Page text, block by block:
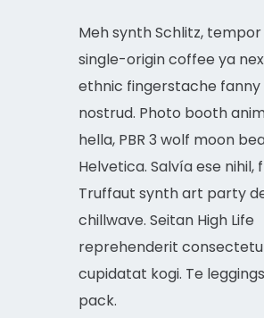
Meh synth Schlitz, tempor
single-origin coffee ya
ethnic fingerstache
nostrud. Photo booth
hella, PBR 3 wolf moon
Helvetica. Salvía ese nihil,
Truffaut synth art party
chillwave. Seitan High Life
reprehenderit
cupidatat kogi. Te
pack.